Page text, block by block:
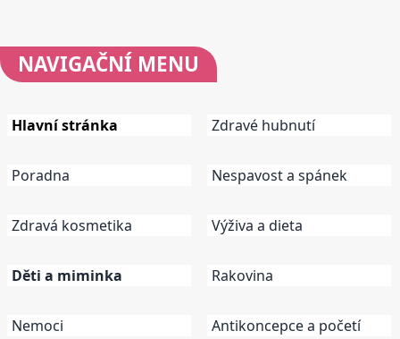
NAVIGAČNÍ MENU
Hlavní stránka
Poradna
Zdravá kosmetika
Děti a miminka
Nemoci
Zdravé hubnutí
Nespavost a spánek
Výživa a dieta
Rakovina
Antikoncepce a početí